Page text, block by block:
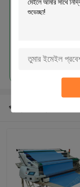
প্রস্তাবিত পণ্য